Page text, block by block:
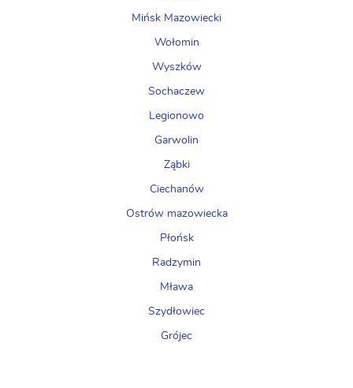
Mińsk Mazowiecki
Wołomin
Wyszków
Sochaczew
Legionowo
Garwolin
Ząbki
Ciechanów
Ostrów mazowiecka
Płońsk
Radzymin
Mława
Szydłowiec
Grójec